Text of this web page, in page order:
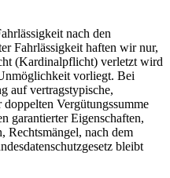
nach den
Fahrlässigkeit haften wir nur,
(Kardinalpflicht) verletzt wird
vorliegt. Bei
auf vertragstypische,
Vergütungssumme
garantierter Eigenschaften,
Rechtsmängel, nach dem
bleibt